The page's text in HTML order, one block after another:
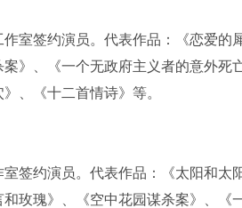
室签约演员。代表作品：《恋爱的
》、《一个无政府主义者的意外死
、《十二首情诗》等。
室签约演员。代表作品：《太阳和太
和玫瑰》、《空中花园谋杀案》、